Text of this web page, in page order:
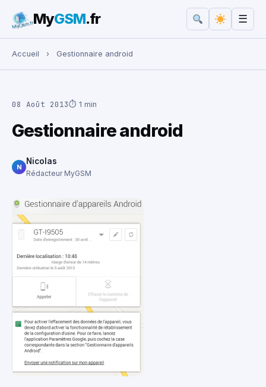
Rechercher :
MyGSM.fr ☰
Accueil › Gestionnaire android
08 Août 2013⏱ 1 min
Gestionnaire android
N
Nicolas
Rédacteur MyGSM